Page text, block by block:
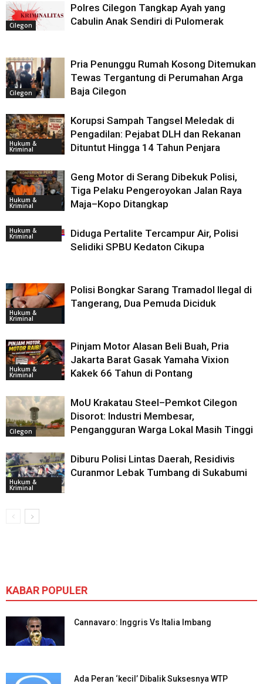
Cilegon
Polres Cilegon Tangkap Ayah yang
Cabulin Anak Sendiri di Pulomerak
Cilegon
Pria Penunggu Rumah Kosong Ditemukan
Tewas Tergantung di Perumahan Arga
Baja Cilegon
Hukum &
Kriminal
Korupsi Sampah Tangsel Meledak di
Pengadilan: Pejabat DLH dan Rekanan
Dituntut Hingga 14 Tahun Penjara
Hukum &
Kriminal
Geng Motor di Serang Dibekuk Polisi,
Tiga Pelaku Pengeroyokan Jalan Raya
Maja–Kopo Ditangkap
Hukum &
Kriminal
Diduga Pertalite Tercampur Air, Polisi
Selidiki SPBU Kedaton Cikupa
Hukum &
Kriminal
Polisi Bongkar Sarang Tramadol Ilegal di
Tangerang, Dua Pemuda Diciduk
Hukum &
Kriminal
Pinjam Motor Alasan Beli Buah, Pria
Jakarta Barat Gasak Yamaha Vixion
Kakek 66 Tahun di Pontang
Cilegon
MoU Krakatau Steel–Pemkot Cilegon
Disorot: Industri Membesar,
Pengangguran Warga Lokal Masih Tinggi
Hukum &
Kriminal
Diburu Polisi Lintas Daerah, Residivis
Curanmor Lebak Tumbang di Sukabumi
KABAR POPULER
Cannavaro: Inggris Vs Italia Imbang
Ada Peran ‘kecil’ Dibalik Suksesnya WTP